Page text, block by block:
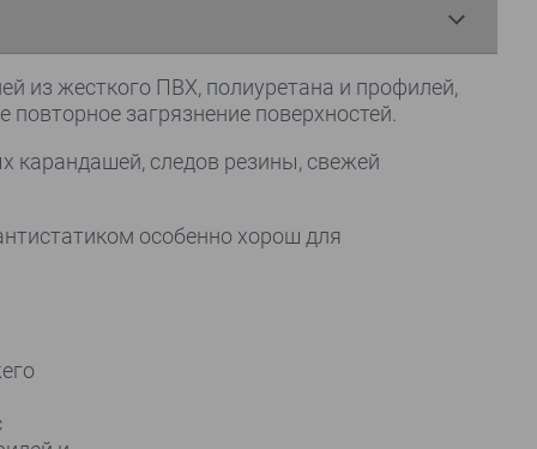
из жесткого ПВХ, полиуретана и профилей,
загрязнение поверхностей.
карандашей, следов резины, свежей
особенно хорош для